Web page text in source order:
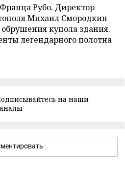
Рубо. Директор
Михаил Смородкин
обрушения купола здания.
легендарного полотна
на наши